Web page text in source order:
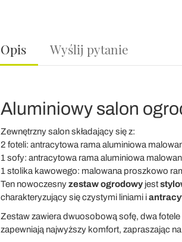
Opis Wyślij pytanie
Aluminiowy salon
Zewnętrzny salon składający się z:
2 foteli: antracytowa rama aluminiowa
1 sofy: antracytowa rama aluminiowa
1 stolika kawowego: malowana proszkowo
Ten nowoczesnyzestaw ogrodowyjest
charakteryzujący się czystymi liniami i
Zestaw zawiera dwuosobową sofę, dwa
zapewniają najwyższy komfort, zapraszając